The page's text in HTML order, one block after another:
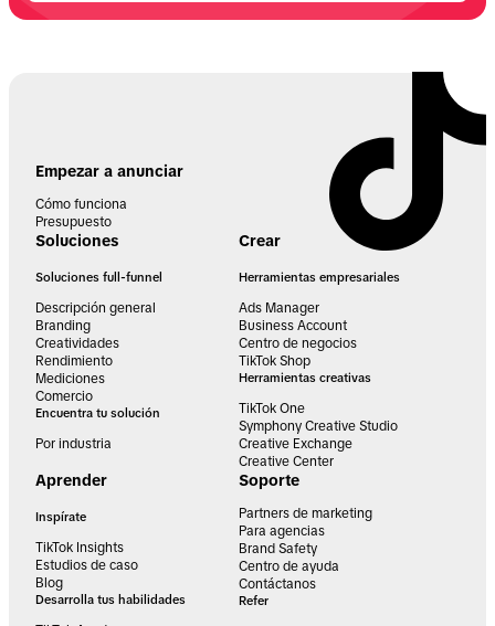
Empezar a anunciar
Cómo funciona
Presupuesto
Soluciones
Soluciones full-funnel
Descripción general
Branding
Creatividades
Rendimiento
Mediciones
Comercio
Encuentra tu solución
Por industria
Crear
Herramientas empresariales
Ads Manager
Business Account
Centro de negocios
TikTok Shop
Herramientas creativas
TikTok One
Symphony Creative Studio
Creative Exchange
Creative Center
Aprender
Inspírate
TikTok Insights
Estudios de caso
Blog
Desarrolla tus habilidades
Soporte
Partners de marketing
Para agencias
Brand Safety
Centro de ayuda
Contáctanos
Refer